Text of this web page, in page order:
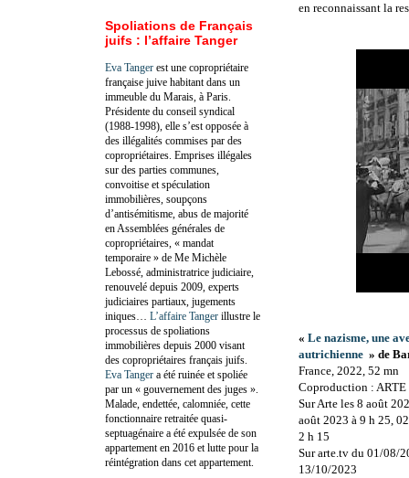
en reconnaissant la
« Le nazisme, une
autrichienne » de
France, 2022, 52 mn
Coproduction :
Sur Arte les 8 août
août 2023 à 9 h 25,
2 h 15
Sur arte.tv du 01/08/
13/10/2023
Spoliations de Français
juifs : l’affaire Tanger
Eva Tanger est une copropriétaire
française juive habitant dans un
immeuble du Marais, à Paris.
Présidente du conseil syndical
(1988-1998), elle s’est opposée à
des illégalités commises par des
copropriétaires. Emprises illégales
sur des parties communes,
convoitise et spéculation
immobilières, soupçons
d’antisémitisme, abus de majorité
en Assemblées générales de
copropriétaires, « mandat
temporaire » de Me Michèle
Lebossé, administratrice judiciaire,
renouvelé depuis 2009, experts
judiciaires partiaux, jugements
iniques… L’affaire Tanger illustre le
processus de spoliations
immobilières depuis 2000 visant
des copropriétaires français juifs.
Eva Tanger a été ruinée et spoliée
par un « gouvernement des juges ».
Malade, endettée, calomniée, cette
fonctionnaire retraitée quasi-
septuagénaire a été expulsée de son
appartement en 2016 et lutte pour la
réintégration dans cet appartement.